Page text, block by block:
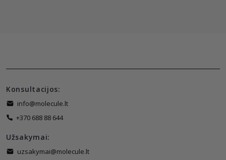
Konsultacijos:
info@molecule.lt
+370 688 88 644
Užsakymai:
uzsakymai@molecule.lt